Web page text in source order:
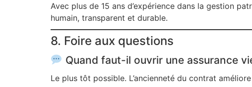
Avec plus de 15 ans d’expérience dans la gestion
humain, transparent et durable.
8. Foire aux questions
Quand faut-il ouvrir une assurance
Le plus tôt possible. L’ancienneté du contrat